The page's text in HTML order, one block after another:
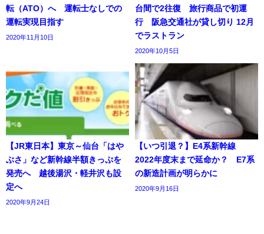
転（ATO）へ 運転士なしでの
運転実現目指す
2020年11月10日
台間で2往復 旅行商品で初運
行 阪急交通社が貸し切り 12月
でラストラン
2020年10月5日
【JR東日本】東京～仙台「はや
ぶさ」など新幹線半額きっぷを
発売へ 越後湯沢・軽井沢も設
定へ
2020年9月24日
【いつ引退？】E4系新幹線
2022年度末まで延命か？ E7系
の新造計画が明らかに
2020年9月16日